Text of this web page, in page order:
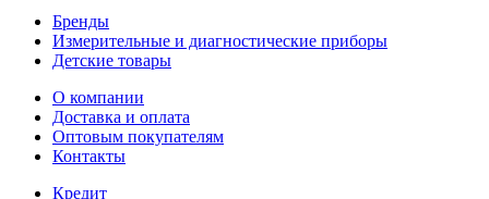
Бренды
Измерительные и диагностические приборы
Детские товары
О компании
Доставка и оплата
Оптовым покупателям
Контакты
Кредит